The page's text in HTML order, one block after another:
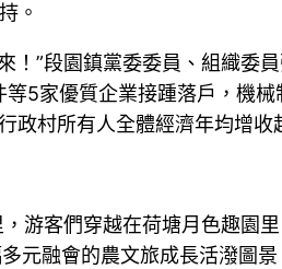
。
”段園鎮黨委委員、組織委
5家優質企業接踵落戶，機
政村所有人全體經濟年均增收
游客們穿越在荷塘月色趣園
元融會的農文旅成長活潑圖